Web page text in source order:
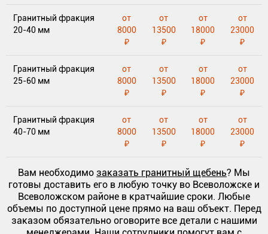
Гранитный фракция
20-40 мм
от
8000
₽
от
13500
₽
от
18000
₽
от
23000
₽
Гранитный фракция
25-60 мм
от
8000
₽
от
13500
₽
от
18000
₽
от
23000
₽
Гранитный фракция
40-70 мм
от
8000
₽
от
13500
₽
от
18000
₽
от
23000
₽
Вам необходимо заказать гранитный щебень? Мы
готовы доставить его в любую точку во Всеволожске и
Всеволожском районе в кратчайшие сроки. Любые
объемы по доступной цене прямо на ваш объект. Перед
заказом обязательно оговорите все детали с нашими